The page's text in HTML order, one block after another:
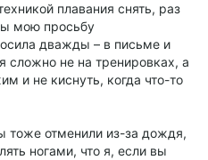
плавания снять, раз
мою просьбу
дважды – в письме и
сложно не на тренировках, а
и не киснуть, когда что-то
отменили из-за дождя,
ногами, что я, если вы